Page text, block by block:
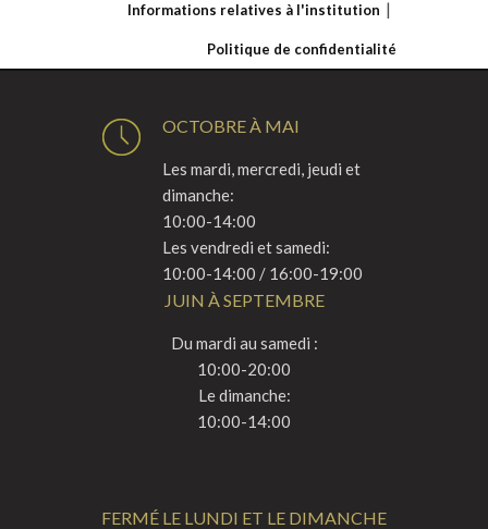
Informations relatives à l'institution
Politique de confidentialité
OCTOBRE À MAI
Les mardi, mercredi, jeudi et
dimanche:
10:00-14:00
Les vendredi et samedi:
10:00-14:00 / 16:00-19:00
JUIN À SEPTEMBRE
Du mardi au samedi :
10:00-20:00
Le dimanche:
10:00-14:00
FERMÉ LE LUNDI ET LE DIMANCHE